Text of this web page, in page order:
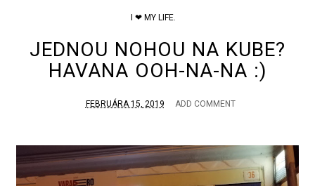
I ❤ MY LIFE.
JEDNOU NOHOU NA KUBE?
HAVANA OOH-NA-NA :)
FEBRUÁRA 15, 2019 ADD COMMENT